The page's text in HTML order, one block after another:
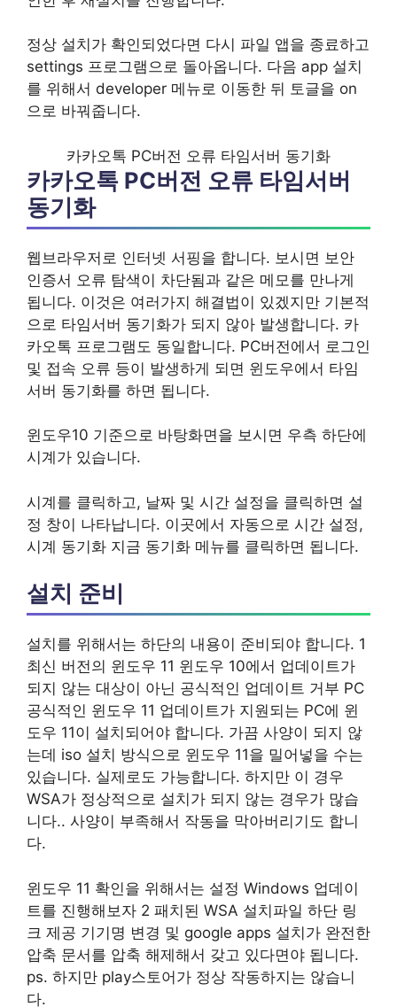
정상 설치가 확인되었다면 다시 파일 앱을 종료하고
settings 프로그램으로 돌아옵니다. 다음 app 설치
를 위해서 developer 메뉴로 이동한 뒤 토글을 on
으로 바꿔줍니다.
카카오톡 PC버전 오류 타임서버 동기화
카카오톡 PC버전 오류 타임서버
동기화
웹브라우저로 인터넷 서핑을 합니다. 보시면 보안
인증서 오류 탐색이 차단됨과 같은 메모를 만나게
됩니다. 이것은 여러가지 해결법이 있겠지만 기본적
으로 타임서버 동기화가 되지 않아 발생합니다. 카
카오톡 프로그램도 동일합니다. PC버전에서 로그인
및 접속 오류 등이 발생하게 되면 윈도우에서 타임
서버 동기화를 하면 됩니다.
윈도우10 기준으로 바탕화면을 보시면 우측 하단에
시계가 있습니다.
시계를 클릭하고, 날짜 및 시간 설정을 클릭하면 설
정 창이 나타납니다. 이곳에서 자동으로 시간 설정,
시계 동기화 지금 동기화 메뉴를 클릭하면 됩니다.
설치 준비
설치를 위해서는 하단의 내용이 준비되야 합니다. 1
최신 버전의 윈도우 11 윈도우 10에서 업데이트가
되지 않는 대상이 아닌 공식적인 업데이트 거부 PC
공식적인 윈도우 11 업데이트가 지원되는 PC에 윈
도우 11이 설치되어야 합니다. 가끔 사양이 되지 않
는데 iso 설치 방식으로 윈도우 11을 밀어넣을 수는
있습니다. 실제로도 가능합니다. 하지만 이 경우
WSA가 정상적으로 설치가 되지 않는 경우가 많습
니다.. 사양이 부족해서 작동을 막아버리기도 합니
다.
윈도우 11 확인을 위해서는 설정 Windows 업데이
트를 진행해보자 2 패치된 WSA 설치파일 하단 링
크 제공 기기명 변경 및 google apps 설치가 완전한
압축 문서를 압축 해제해서 갖고 있다면야 됩니다.
ps. 하지만 play스토어가 정상 작동하지는 않습니
다.